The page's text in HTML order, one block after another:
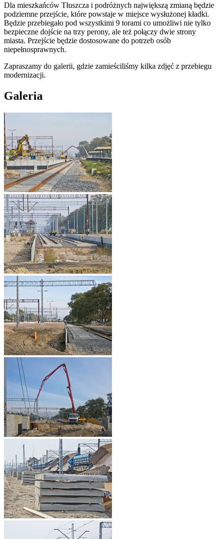
Dla mieszkańców Tłuszcza i podróżnych największą zmianą będzie
podziemne przejście, które powstaje w miejsce wysłużonej kładki.
Będzie przebiegało pod wszystkimi 9 torami co umożliwi nie tylko
bezpieczne dojście na trzy perony, ale też połączy dwie strony
miasta. Przejście będzie dostosowane do potrzeb osób
niepełnosprawnych.
Zapraszamy do galerii, gdzie zamieściliśmy kilka zdjęć z przebiegu
modernizacji.
Galeria